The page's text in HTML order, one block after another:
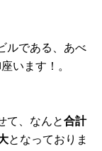
ルである、あべ
います！。
て、なんと合計
となっておりま